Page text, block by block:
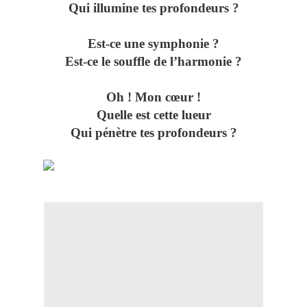
Qui illumine tes profondeurs ?
Est-ce une symphonie ?
Est-ce le souffle de l’harmonie ?
Oh ! Mon cœur !
Quelle est cette lueur
Qui pénètre tes profondeurs ?